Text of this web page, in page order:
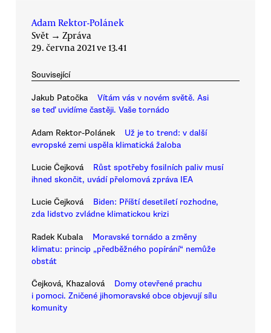
Adam Rektor-Polánek
Svět → Zpráva
29. června 2021 ve 13.41
Související
Jakub Patočka
Vítám vás v novém světě. Asi
se teď uvidíme častěji. Vaše tornádo
Adam Rektor-Polánek
Už je to trend: v další
evropské zemi uspěla klimatická žaloba
Lucie Čejková
Růst spotřeby fosilních paliv musí
ihned skončit, uvádí přelomová zpráva IEA
Lucie Čejková
Biden: Příští desetiletí rozhodne,
zda lidstvo zvládne klimatickou krizi
Radek Kubala
Moravské tornádo a změny
klimatu: princip „předběžného popírání“ nemůže
obstát
Čejková, Khazalová
Domy otevřené prachu
i pomoci. Zničené jihomoravské obce objevují sílu
komunity